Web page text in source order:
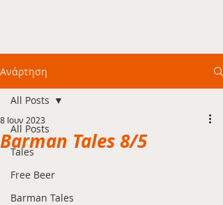
Ανάρτηση
All Posts
Tales
Free Beer
Barman Tales
All Posts
Barman Tales 8/5
8 Ιουν 2023